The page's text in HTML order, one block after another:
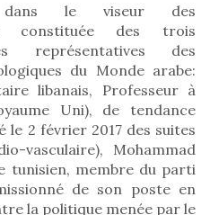
dans le viseur des
constituée des trois
représentatives des
du Monde arabe:
libanais, Professeur à
Uni), de tendance
le 2 février 2017 des suites
vasculaire), Mohammad
tunisien, membre du parti
de son poste en
la politique menée par le